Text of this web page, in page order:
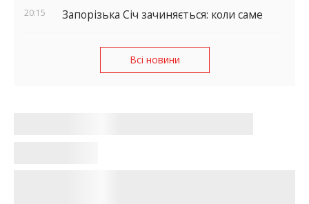
20:15 Запорізька Січ зачиняється: коли саме
Всі новини